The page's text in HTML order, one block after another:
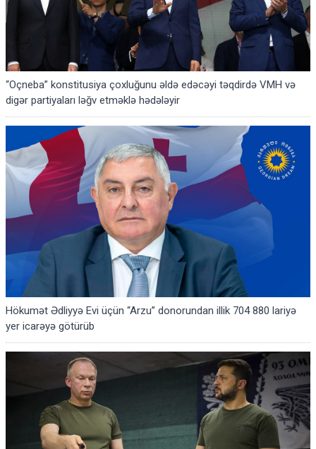
“Oçneba” konstitusiya çoxluğunu əldə edəcəyi təqdirdə VMH və
digər partiyaları ləğv etməklə hədələyir
Hökumət Ədliyyə Evi üçün “Arzu” donorundan illik 704 880 lariyə
yer icarəyə götürüb